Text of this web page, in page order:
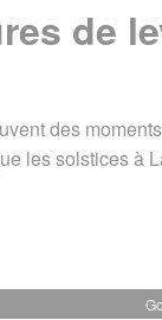
de
des
les solstices à